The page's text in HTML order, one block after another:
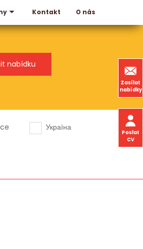
Kontakt O nás
Zasílat
nabídky
Poslat
CV
Україна